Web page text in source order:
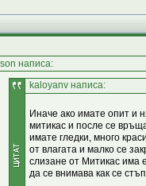
написа:
kaloyanv написа:
Иначе ако имате опит и
митикас и после се
имате гледки, много
от влагата и малко се
слизане от Митикас има
да се внимава как се